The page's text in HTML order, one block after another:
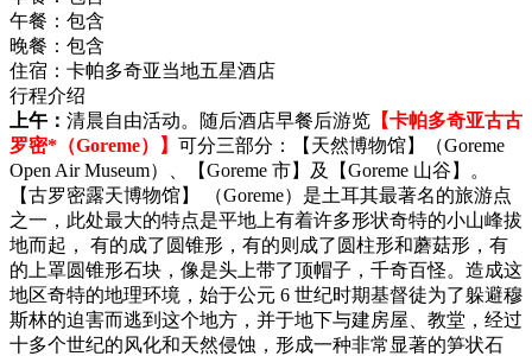
午餐： 包含
晚餐： 包含
住宿： 卡帕多奇亚当地五星酒店
行程介绍
上午： 清晨自由活动。随后酒店早餐后游览 【卡帕多奇亚古古
罗密*（Goreme）】 可分三部分：【天然博物馆】（Goreme
Open Air Museum）、【Goreme 市】及【Goreme 山谷】。
【古罗密露天博物馆】 （Goreme）是土耳其最著名的旅游点
之一，此处最大的特点是平地上有着许多形状奇特的小山峰拔
地而起， 有的成了圆锥形，有的则成了圆柱形和蘑菇形，有
的上罩圆锥形石块，像是头上带了顶帽子，千奇百怪。造成这
地区奇特的地理环境，始于公元 6 世纪时期基督徒为了躲避穆
斯林的迫害而逃到这个地方，并于地下与建房屋、教堂，经过
十多个世纪的风化和天然侵蚀，形成一种非常显著的笋状石